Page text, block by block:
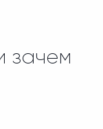
зачем